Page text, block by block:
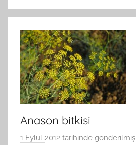
Anason bitkisi
1 Eylül 2012 tarihinde gönderilmiş